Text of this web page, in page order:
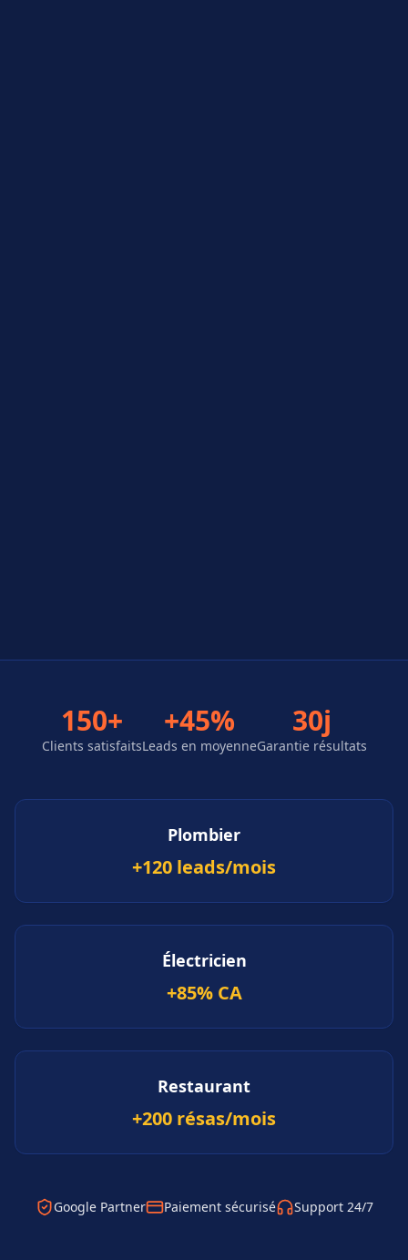
150+
Clients satisfaits
+45%
Leads en moyenne
30j
Garantie résultats
Plombier
+120 leads/mois
Électricien
+85% CA
Restaurant
+200 résas/mois
Google Partner Paiement sécurisé Support 24/7